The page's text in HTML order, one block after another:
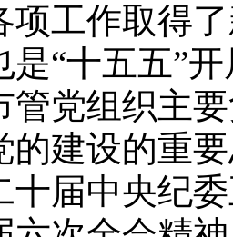
项工作取得
是“十五五”
管党组织主
的建设的重
十届中央纪